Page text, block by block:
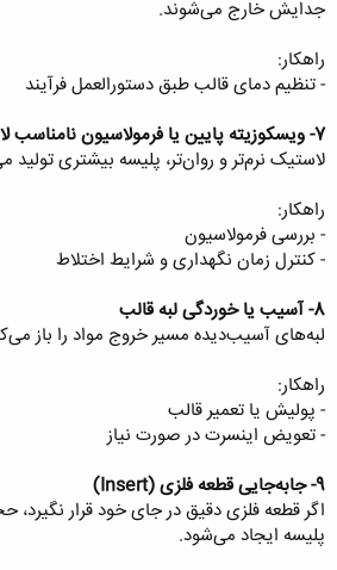
جدایش خارج می‌شوند.
راهکار:
- تنظیم دمای قالب طبق دستورالعمل فرآیند
7- ویسکوزیته پایین یا فرمولاسیون نامناسب لاستیک
لاستیک نرم‌تر و روان‌تر، پلیسه بیشتری تولید
راهکار:
- بررسی فرمولاسیون
- کنترل زمان نگهداری و شرایط اختلاط
8- آسیب یا خوردگی لبه قالب
لبه‌های آسیب‌دیده مسیر خروج مواد را باز
راهکار:
- پولیش یا تعمیر قالب
- تعویض اینسرت در صورت نیاز
9- جابه‌جایی قطعه فلزی (Insert)
اگر قطعه فلزی دقیق در جای خود قرار نگیرد،
پلیسه ایجاد می‌شود.